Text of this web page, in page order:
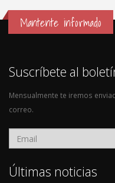
Mantente informado
Suscríbete al
Mensualmente te iremos
correo.
Últimas noticias